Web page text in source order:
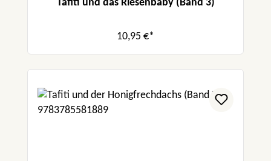
Tafiti und das Riesenbaby (Band 3)
10,95 €*